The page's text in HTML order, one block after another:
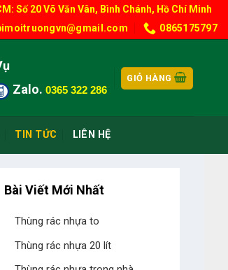
Số 20 Võ Văn Vân, Bình Chánh, Hồ Chí Minh
0865175797
Zalo. 0365 322 286
GIỎ HÀNG
TIN TỨC LIÊN HỆ
Bài Viết Mới Nhất
Thùng rác nhựa to
Thùng rác nhựa 20 lít